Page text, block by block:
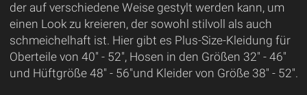
der auf verschiedene Weise gestylt werden kann, um
einen Look zu kreieren, der sowohl stilvoll als auch
schmeichelhaft ist. Hier gibt es Plus-Size-Kleidung für
Oberteile von 40" - 52", Hosen in den Größen 32" - 46"
und Hüftgröße 48" - 56"und Kleider von Größe 38" - 52".